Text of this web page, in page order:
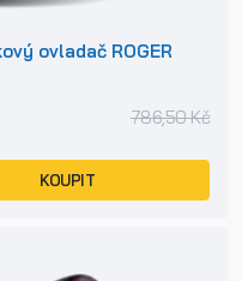
ovladač ROGER
786,50 Kč
KOUPIT